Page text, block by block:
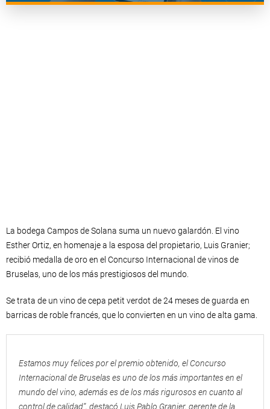
La bodega Campos de Solana suma un nuevo galardón. El vino
Esther Ortiz, en homenaje a la esposa del propietario, Luis Granier;
recibió medalla de oro en el Concurso Internacional de vinos de
Bruselas, uno de los más prestigiosos del mundo.
Se trata de un vino de cepa petit verdot de 24 meses de guarda en
barricas de roble francés, que lo convierten en un vino de alta gama.
Estamos muy felices por el premio obtenido, el Concurso
Internacional de Bruselas es uno de los más importantes en el
mundo del vino, además es de los más rigurosos en cuanto al
control de calidad”, destacó Luis Pablo Granier, gerente de la